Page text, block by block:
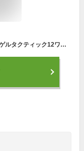
ASICS（アシックス）GEL-TACTIC 12 WIDE ゲルタクティック12ワイド（1073A059）（バレーボールシューズ/バレーシューズ/屋内シューズ/靴/ローカット/幅広/男女兼用/ユニセックス）